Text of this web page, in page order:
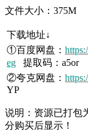
文件大小：375M
下载地址↓
①百度网盘：
eg 提取码：a5or
②夸克网盘：
YP
说明：资源已打包
分购买后显示！